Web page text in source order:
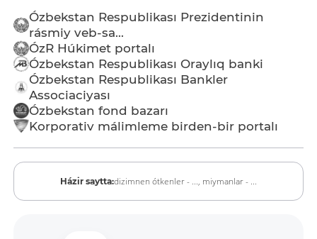
Ózbekstan Respublikası Prezidentinin
rásmiy veb-sa...
ÓzR Húkimet portalı
Ózbekstan Respublikası Oraylıq banki
Ózbekstan Respublikası Bankler
Associaciyası
Ózbekstan fond bazarı
Korporativ málimleme birden-bir portalı
Házir saytta:dizimnen ótkenler - ..., miymanlar - ...